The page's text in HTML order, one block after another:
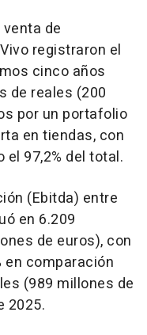
de
registraron el
cinco años
de reales (200
por un portafolio
en tiendas, con
97,2% del total.
(Ebitda) entre
en 6.209
de euros), con
en comparación
(989 millones de
2025.